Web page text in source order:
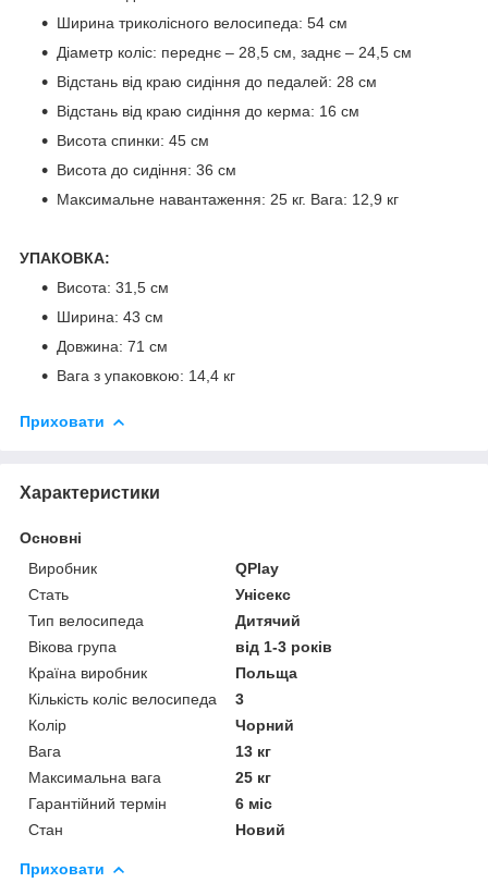
Ширина триколісного велосипеда: 54 см
Діаметр коліс: переднє – 28,5 см, заднє – 24,5 см
Відстань від краю сидіння до педалей: 28 см
Відстань від краю сидіння до керма: 16 см
Висота спинки: 45 см
Висота до сидіння: 36 см
Максимальне навантаження: 25 кг. Вага: 12,9 кг
УПАКОВКА:
Висота: 31,5 см
Ширина: 43 см
Довжина: 71 см
Вага з упаковкою: 14,4 кг
Приховати
Характеристики
Основні
Виробник
QPlay
Стать
Унісекс
Тип велосипеда
Дитячий
Вікова група
від 1-3 років
Країна виробник
Польща
Кількість коліс велосипеда
3
Колір
Чорний
Вага
13 кг
Максимальна вага
25 кг
Гарантійний термін
6 міс
Стан
Новий
Приховати